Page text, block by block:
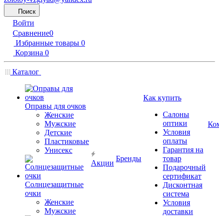
Поиск
Войти
Сравнение0
Избранные товары 0
Корзина 0
Каталог
Оправы для очков
Женские
Мужские
Детские
Пластиковые
Унисекс
Солнцезащитные
очки
Женские
Мужские
Акции
Бренды
Как купить
Салоны
оптики
Условия
оплаты
Гарантия на
товар
Подарочный
сертификат
Дисконтная
система
Условия
доставки